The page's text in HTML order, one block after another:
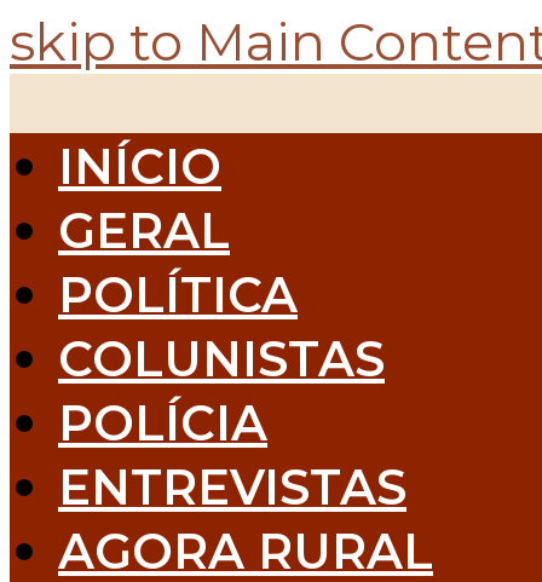
skip to Main
INÍCIO
GERAL
POLÍTICA
COLUNISTAS
POLÍCIA
ENTREVISTAS
AGORA RURAL